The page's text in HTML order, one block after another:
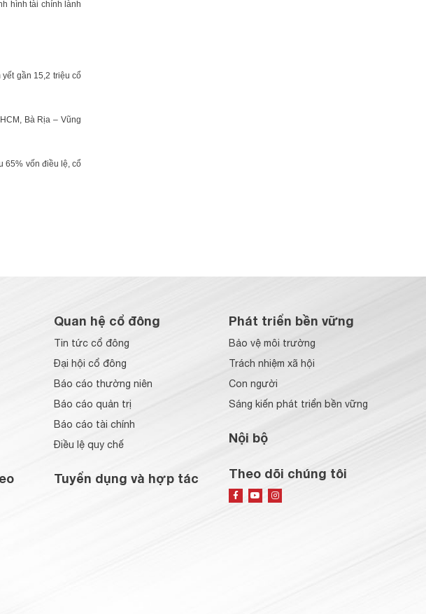
hình tài chính lành
gần 15,2 triệu cổ
Bà Rịa – Vũng
65% vốn điều lệ, cổ
Quan hệ cổ đông
Tin tức cổ đông
Đại hội cổ đông
Báo cáo thường niên
Báo cáo quản trị
Báo cáo tài chính
Điều lệ quy chế
Tuyển dụng và hợp tác
Phát triển bền vững
Bảo vệ môi trường
Trách nhiệm xã hội
Con người
Sáng kiến phát triển bền vững
Nội bộ
Theo dõi chúng tôi